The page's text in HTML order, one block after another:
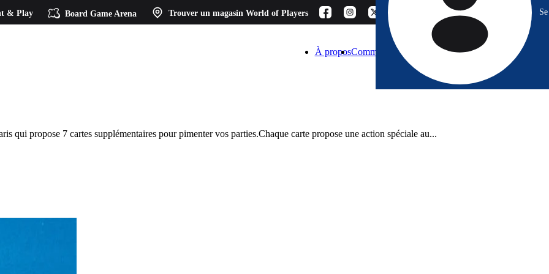
& Play Board Game Arena Trouver un magasin World of Players
À proposComment choisir ? BlogEspace Pro Contact
qui propose 7 cartes supplémentaires pour pimenter vos parties.Chaque carte propose une action spéciale au...